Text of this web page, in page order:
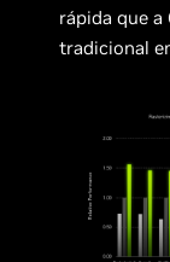
rápida que a
tradicional